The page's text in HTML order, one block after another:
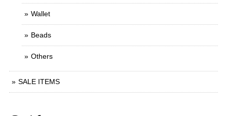
Wallet
Beads
Others
SALE ITEMS